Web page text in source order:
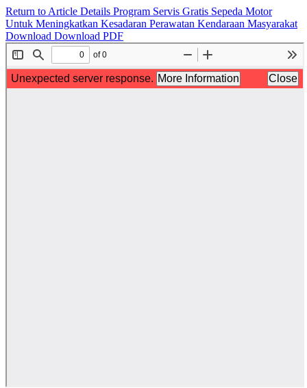
Return to Article Details Program Servis Gratis Sepeda Motor
Untuk Meningkatkan Kesadaran Perawatan Kendaraan Masyarakat
Download Download PDF